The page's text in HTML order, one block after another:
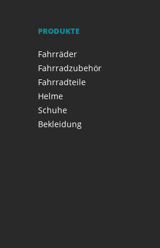
PRODUKTE
Fahrräder
Fahrradzubehör
Fahrradteile
Helme
Schuhe
Bekleidung